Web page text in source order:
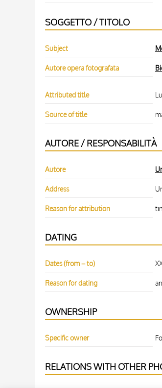
SOGGETTO / TITOLO
Subject
Autore opera fotografata
Attributed title
Source of title
AUTORE / RESPONSABILITÀ
Autore
Address
Reason for attribution
DATING
Dates (from – to)
Reason for dating
OWNERSHIP
Specific owner
RELATIONS WITH OTHER